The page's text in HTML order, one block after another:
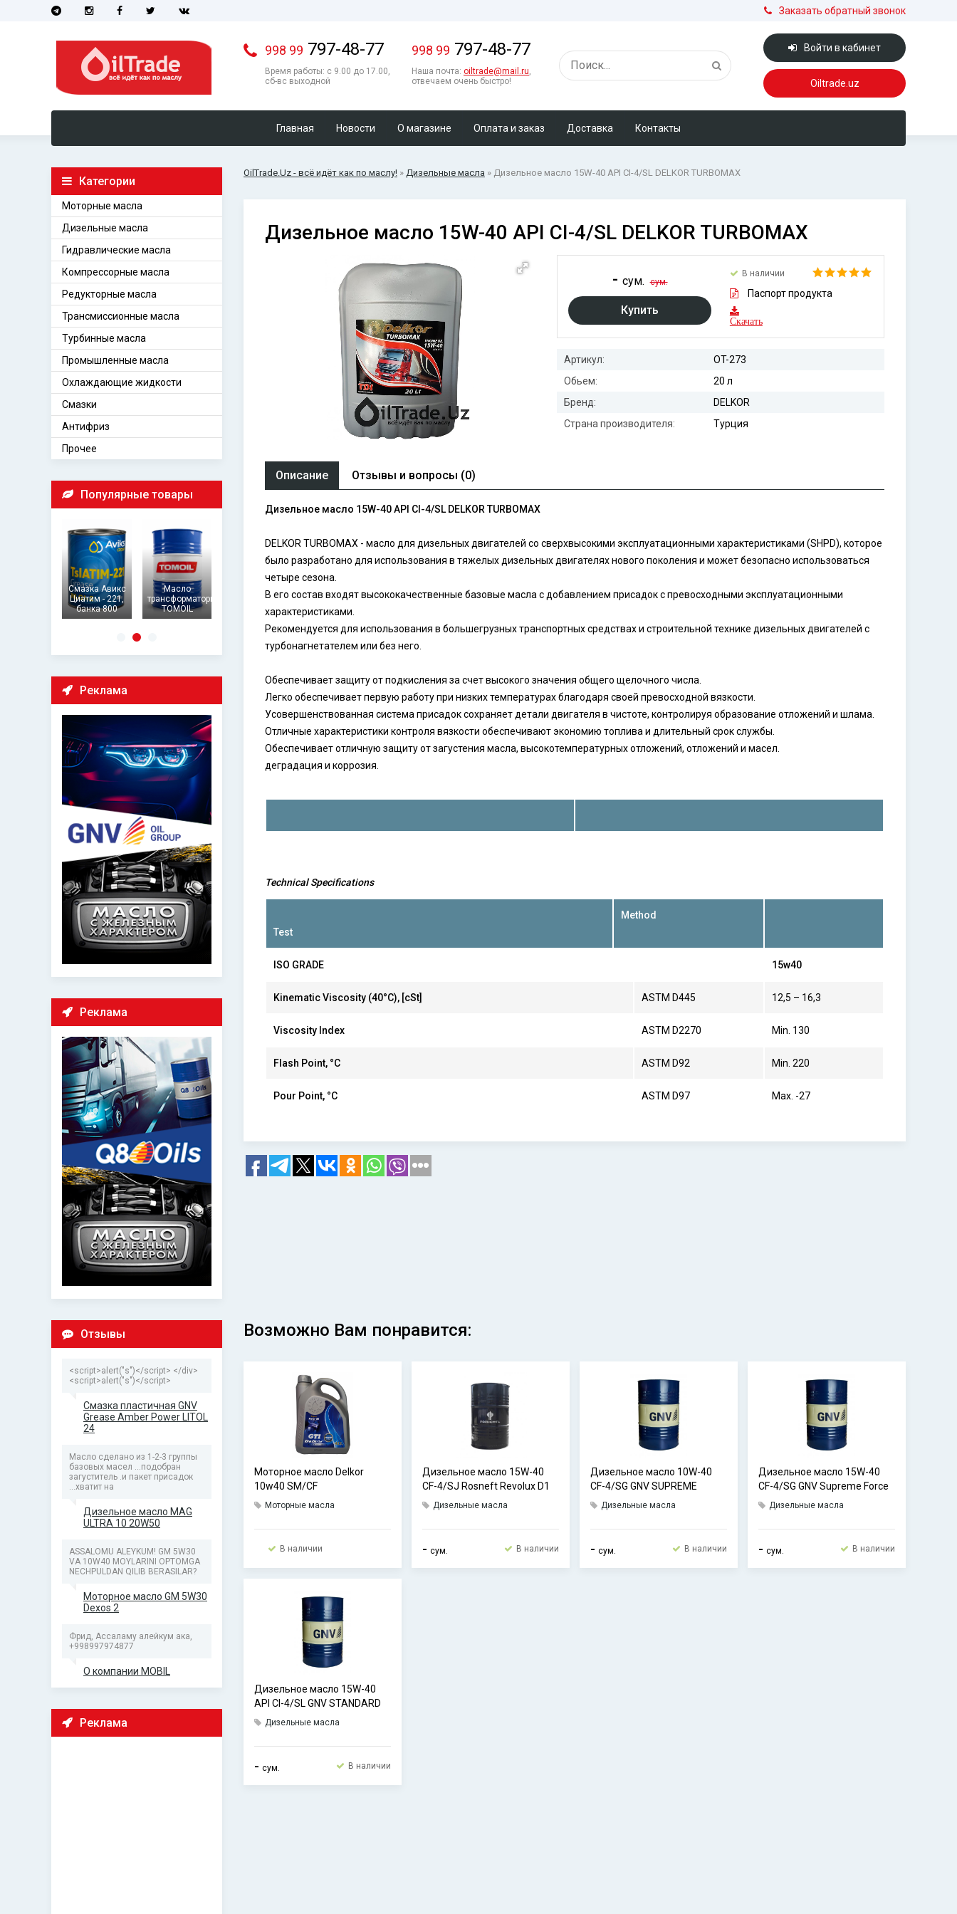
Заказать обратный звонок
998 99 797-48-77
Время работы: с 9.00 до 17.00,
сб-вс выходной
998 99 797-48-77
Наша почта: oiltrade@mail.ru,
отвечаем очень быстро!
Войти в кабинет
Oiltrade.uz
Главная Новости О магазине Оплата и заказ Доставка Контакты
Категории
Моторные масла
Дизельные масла
Гидравлические масла
Компрессорные масла
Редукторные масла
Трансмиссионные масла
Турбинные масла
Промышленные масла
Охлаждающие жидкости
Смазки
Антифриз
Прочее
Популярные товары
Смазка Авикс
Циатим - 221,
банка 800
Масло
трансформаторное
TOMOIL
Закалочное
масло Tomoil
Quenching Oil
Реклама
Реклама
Отзывы
<script>alert("s")</script> </div>
<script>alert("s")</script>
Смазка пластичная GNV
Grease Amber Power LITOL
24
Масло сделано из 1-2-3 группы
базовых масел ...подобран
загуститель .и пакет присадок
...хватит на
Дизельное масло MAG
ULTRA 10 20W50
ASSALOMU ALEYKUM! GM 5W30
VA 10W40 MOYLARINI OPTOMGA
NECHPULDAN QILIB BERASILAR?
Моторное масло GM 5W30
Dexos 2
Фрид, Ассаламу алейкум ака,
+998997974877
О компании MOBIL
Реклама
OilTrade.Uz - всё идёт как по маслу! » Дизельные масла » Дизельное масло 15W-40 API CI-4/SL DELKOR TURBOMAX
Дизельное масло 15W-40 API CI-4/SL DELKOR TURBOMAX
- сум. сум.
Купить
В наличии
Паспорт продукта
Скачать
Артикул:
OT-273
Обьем:
20 л
Бренд:
DELKOR
Страна производителя:
Турция
Описание Отзывы и вопросы (0)
Дизельное масло 15W-40 API CI-4/SL DELKOR TURBOMAX
DELKOR TURBOMAX - масло для дизельных двигателей со сверхвысокими эксплуатационными характеристиками (SHPD), которое
было разработано для использования в тяжелых дизельных двигателях нового поколения и может безопасно использоваться
четыре сезона.
В его состав входят высококачественные базовые масла с добавлением присадок с превосходными эксплуатационными
характеристиками.
Рекомендуется для использования в большегрузных транспортных средствах и строительной технике дизельных двигателей с
турбонагнетателем или без него.
Обеспечивает защиту от подкисления за счет высокого значения общего щелочного числа.
Легко обеспечивает первую работу при низких температурах благодаря своей превосходной вязкости.
Усовершенствованная система присадок сохраняет детали двигателя в чистоте, контролируя образование отложений и шлама.
Отличные характеристики контроля вязкости обеспечивают экономию топлива и длительный срок службы.
Обеспечивает отличную защиту от загустения масла, высокотемпературных отложений, отложений и масел.
деградация и коррозия.
Technical Specifications
Test
Method
ISO GRADE 15w40
Kinematic Viscosity (40°C), [cSt] ASTM D445 12,5 – 16,3
Viscosity Index ASTM D2270 Min. 130
Flash Point, °C ASTM D92 Min. 220
Pour Point, °C ASTM D97 Max. -27
Возможно Вам понравится:
Моторное масло Delkor
10w40 SM/CF
Моторные масла
В наличии
Дизельное масло 15W-40
CF-4/SJ Rosneft Revolux D1
Дизельные масла
- сум. В наличии
Дизельное масло 10W-40
CF-4/SG GNV SUPREME
FORCE
Дизельные масла
- сум. В наличии
Дизельное масло 15W-40
CF-4/SG GNV Supreme Force
Дизельные масла
- сум. В наличии
Дизельное масло 15W-40
API CI-4/SL GNV STANDARD
FORCE
Дизельные масла
- сум. В наличии